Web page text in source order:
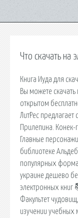
Что скачать на
Книга Иуда для
Вы можете
открытом
ЛитРес предлагает
Прилепина.
Главные
библиотеке
популярных
украине дешево
электронных книг
Факультет
изучении учебных